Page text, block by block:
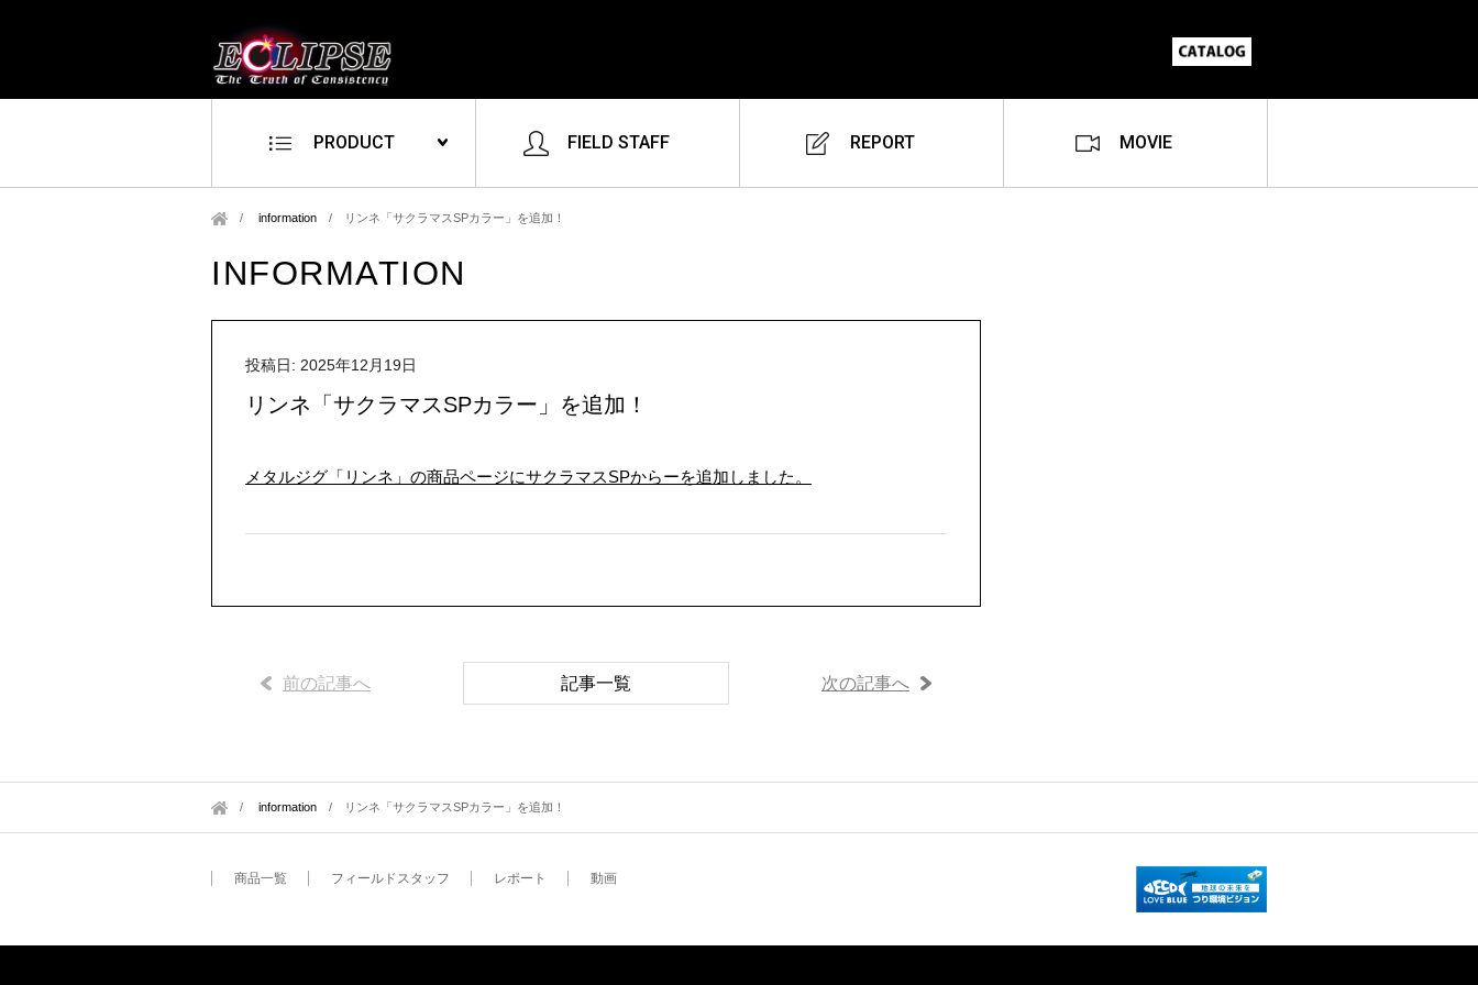
PRODUCT FIELD STAFF REPORT MOVIE
information / リンネ「サクラマスSPカラー」を追加！
INFORMATION
投稿日: 2025年12月19日
リンネ「サクラマスSPカラー」を追加！
メタルジグ「リンネ」の商品ページにサクラマスSPからーを追加しました。
前の記事へ 記事一覧 次の記事へ
information / リンネ「サクラマスSPカラー」を追加！
商品一覧 フィールドスタッフ レポート 動画